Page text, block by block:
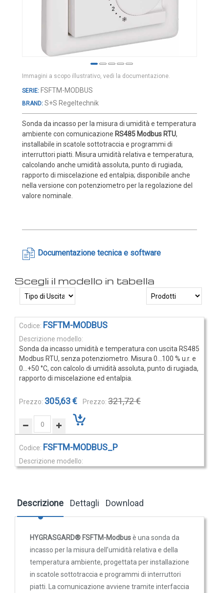
Immagini a scopo illustrativo, vedi la documentazione.
Vai
all'inizio
galleria
di
immagini
FSFTM-MODBUS
BRAND: S+S Regeltechnik
Sonda da incasso per la misura di umidità e temperatura
ambiente con comunicazione RS485 Modbus RTU,
installabile in scatole sottotraccia e programmi di
interruttori piatti. Misura umidità relativa e temperatura,
calcolando anche umidità assoluta, punto di rugiada,
rapporto di miscelazione ed entalpia; disponibile anche
nella versione con potenziometro per la regolazione del
valore nominale.
Documentazione tecnica e software
Elementi
raggruppati
FSFTM-MODBUS
Sonda da incasso umidità e temperatura con uscita RS485
Modbus RTU, senza potenziometro. Misura 0…100 % u.r. e
0…+50 °C, con calcolo di umidità assoluta, punto di rugiada,
rapporto di miscelazione ed entalpia.
305,63 € 321,72 €
FSFTM-MODBUS_P
Sonda da incasso umidità e temperatura con uscita RS485
umidità assoluta, punto di rugiada, rapporto di
miscelazione ed entalpia.
330,58 € 347,98 €
KA2-MODBUS
Descrizione
HYGRASGARD® FSFTM-Modbusè una sonda da
incasso per la misura dell’umidità relativa e della
temperatura ambiente, progettata per installazione
in scatole sottotraccia e programmi di interruttori
piatti. La comunicazione avviene tramite interfaccia
Dettagli Download
Pozzetti termometrici
Raccordi, Flange e Ganci
Elementi intercambiabili
Connettori e Cavi
UMIDITA'
Sonde di umidità
Sonde umidità ambiente
Sonde umidità a cavo
Sonde umidità per canale
Rilevatori di condensa
Igrostati ambiente
Strumenti portatili
Termo-igrometri ambiente
Strumenti di misura per materiali
Accessori e Ricambi
PRESSIONE
PORTATA
Sensori di pressione
Barometri
Trasmettitori pressione
Trasmettitori pressione differenziale
Pressostati
Flussimetri
Sonde di livello
QUALITA'
DELL'ARIA
Sonde CO2